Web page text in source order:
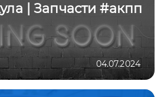
| Запчасти #акпп
04.07.2024